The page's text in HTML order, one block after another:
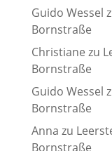
Guido Wessel
Bornstraße
Christiane zu
Bornstraße
Guido Wessel
Bornstraße
Anna zu
Bornstraße